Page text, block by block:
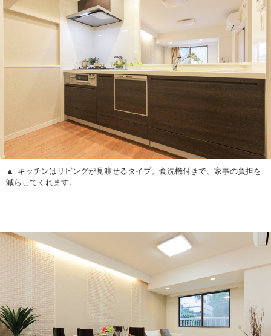
キッチンはリビングが見渡せるタイプ。食洗機付きで、家事の負担を
減らしてくれます。